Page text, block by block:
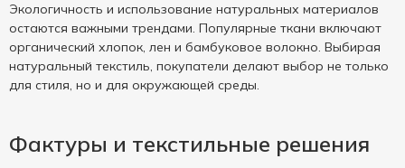
Экологичность и использование натуральных материалов
остаются важными трендами. Популярные ткани включают
органический хлопок, лен и бамбуковое волокно. Выбирая
натуральный текстиль, покупатели делают выбор не только
для стиля, но и для окружающей среды.
Фактуры и текстильные решения